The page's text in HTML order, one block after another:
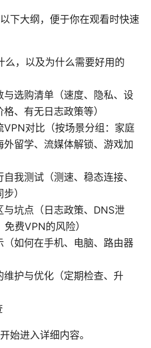
下大纲，便于你在观看时快速
么，以及为什么需要好用的
与选购清单（速度、隐私、设
、有无日志政策等）
VPN对比（按场景分组：家庭
外留学、流媒体解锁、游戏加
我测试（测速、稳态连接、
）
与坑点（日志政策、DNS泄
费VPN的风险）
（如何在手机、电脑、路由器
维护与优化（定期检查、升
始进入详细内容。